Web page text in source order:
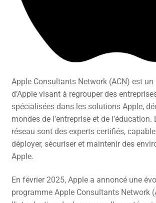
Apple Consultants Network (ACN) est
d’Apple visant à regrouper des
spécialisées dans les solutions Apple,
mondes de l’entreprise et de
réseau sont des experts certifiés,
déployer, sécuriser et maintenir des
Apple.
En février 2025, Apple a annoncé une
programme Apple Consultants Network